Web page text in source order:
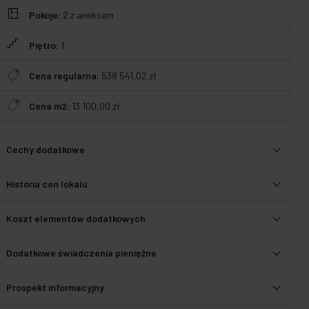
Pokoje: 2 z aneksem
Piętro: 1
Cena regularna: 538 541,02 zł
Cena m2: 13 100,00 zł
Cechy dodatkowe
Historia cen lokalu
Koszt elementów dodatkowych
Dodatkowe świadczenia pieniężne
Prospekt informacyjny